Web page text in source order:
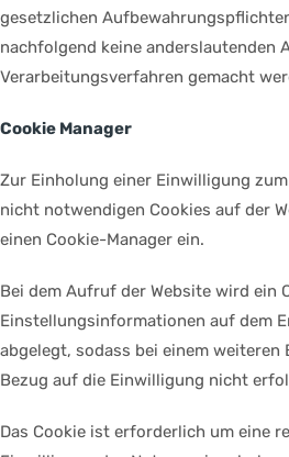
gesetzlichen
nachfolgend keine anderslautenden
Verarbeitungsverfahren gemacht
Cookie Manager
Zur Einholung einer Einwilligung
nicht notwendigen Cookies auf der
einen Cookie-Manager ein.
Bei dem Aufruf der Website wird ein
Einstellungsinformationen auf dem
abgelegt, sodass bei einem weiteren
Bezug auf die Einwilligung nicht
Das Cookie ist erforderlich um eine